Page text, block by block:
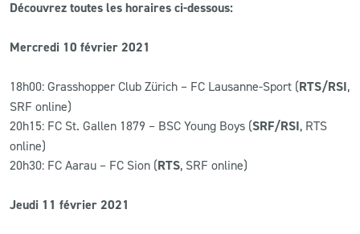
PRESSE ET MEDIAS
Découvrez toutes les horaires ci-dessous:
Mercredi 10 février 2021
18h00: Grasshopper Club Zürich – FC Lausanne-Sport (RTS/RSI,
SRF online)
20h15: FC St. Gallen 1879 – BSC Young Boys (SRF/RSI, RTS
online)
20h30: FC Aarau – FC Sion (RTS, SRF online)
Jeudi 11 février 2021